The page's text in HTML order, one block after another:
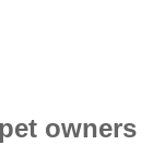
owners